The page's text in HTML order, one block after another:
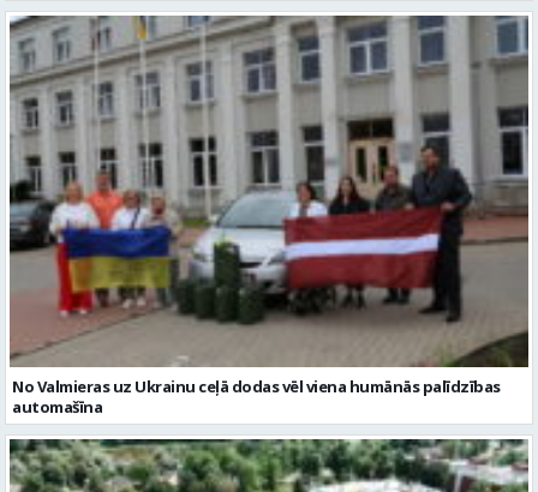
No Valmieras uz Ukrainu ceļā dodas vēl viena humānās palīdzības
automašīna